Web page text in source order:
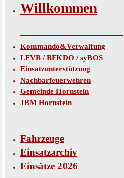
Willkommen
Kommando&Verwaltung
LFVB / BFKDO / syBOS
Einsatzunterstützung
Nachbarfeuerwehren
Gemeinde Hornstein
JBM Hornstein
Fahrzeuge
Einsatzarchiv
Einsätze 2026